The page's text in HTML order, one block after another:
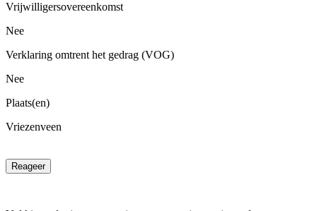
Vrijwilligersovereenkomst
Nee
Verklaring omtrent het gedrag (VOG)
Nee
Plaats(en)
Vriezenveen
Reageer